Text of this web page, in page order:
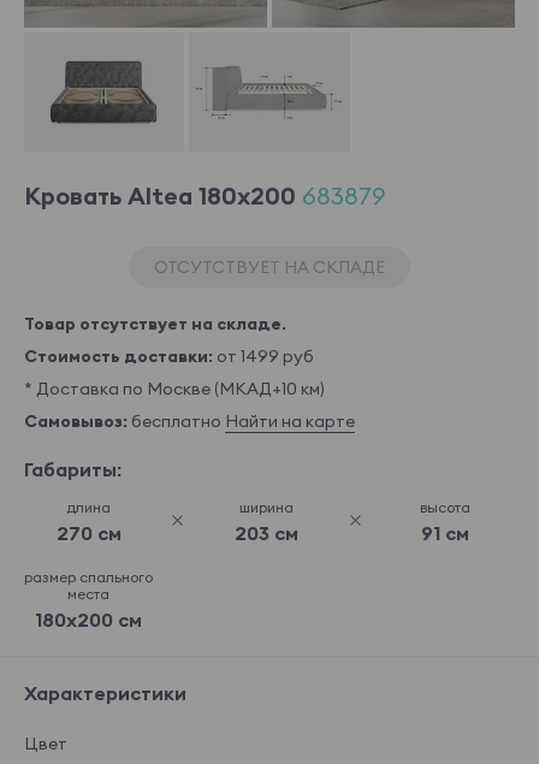
Кровать Altea 180x200 683879
ОТСУТСТВУЕТ НА СКЛАДЕ
Товар отсутствует на складе.
Стоимость доставки: от 1499 руб
* Доставка по Москве (МКАД+10 км)
Самовывоз: бесплатно Найти на карте
Габариты:
длина
270 см
ширина
203 см
высота
91 см
размер спального
места
180x200 см
Характеристики
Цвет